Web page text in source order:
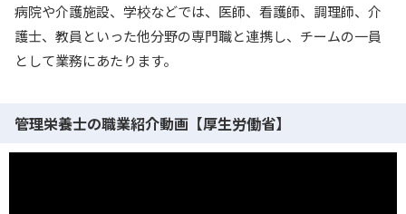
病院や介護施設、学校などでは、医師、看護師、調理師、介
護士、教員といった他分野の専門職と連携し、チームの一員
として業務にあたります。
管理栄養士の職業紹介動画【厚生労働省】